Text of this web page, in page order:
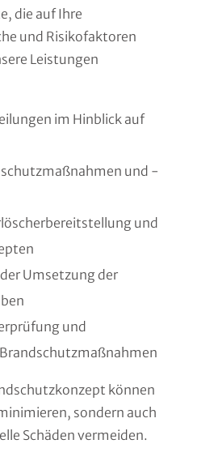
die auf Ihre
und Risikofaktoren
Leistungen
im Hinblick auf
und -
und
Umsetzung der
und
können
sondern auch
Schäden vermeiden.